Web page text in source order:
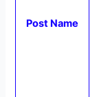
Post Name